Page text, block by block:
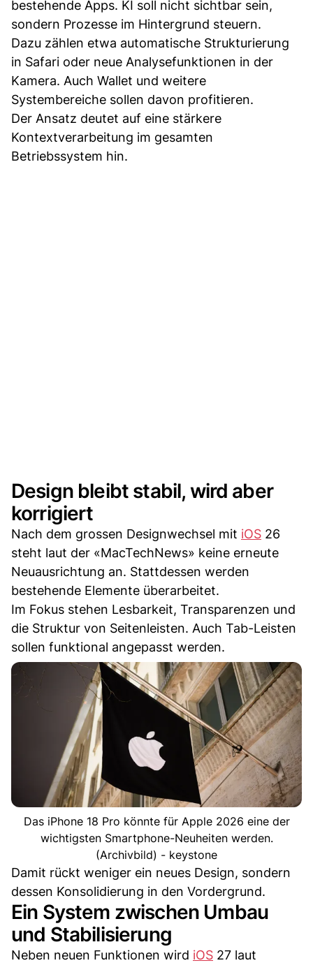
bestehende Apps. KI soll nicht sichtbar sein,
sondern Prozesse im Hintergrund steuern.
Dazu zählen etwa automatische Strukturierung
in Safari oder neue Analysefunktionen in der
Kamera. Auch Wallet und weitere
Systembereiche sollen davon profitieren.
Der Ansatz deutet auf eine stärkere
Kontextverarbeitung im gesamten
Betriebssystem hin.
Design bleibt stabil, wird aber
korrigiert
Nach dem grossen Designwechsel mit iOS 26
steht laut der «MacTechNews» keine erneute
Neuausrichtung an. Stattdessen werden
bestehende Elemente überarbeitet.
Im Fokus stehen Lesbarkeit, Transparenzen und
die Struktur von Seitenleisten. Auch Tab-Leisten
sollen funktional angepasst werden.
Das iPhone 18 Pro könnte für Apple 2026 eine der
wichtigsten Smartphone-Neuheiten werden.
(Archivbild) - keystone
Damit rückt weniger ein neues Design, sondern
dessen Konsolidierung in den Vordergrund.
Ein System zwischen Umbau
und Stabilisierung
Neben neuen Funktionen wird iOS 27 laut